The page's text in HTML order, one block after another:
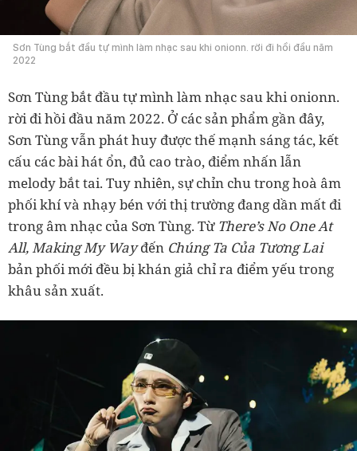
Sơn Tùng bắt đầu tự mình làm nhạc sau khi onionn. rời đi hồi đầu năm
2022
Sơn Tùng bắt đầu tự mình làm nhạc sau khi onionn.
rời đi hồi đầu năm 2022. Ở các sản phẩm gần đây,
Sơn Tùng vẫn phát huy được thế mạnh sáng tác, kết
cấu các bài hát ổn, đủ cao trào, điểm nhấn lẫn
melody bắt tai. Tuy nhiên, sự chỉn chu trong hoà âm
phối khí và nhạy bén với thị trường đang dần mất đi
trong âm nhạc của Sơn Tùng. Từ There’s No One At
All, Making My Wayđến Chúng Ta Của Tương Lai
bản phối mới đều bị khán giả chỉ ra điểm yếu trong
khâu sản xuất.